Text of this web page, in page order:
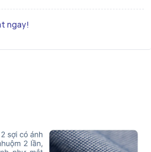
ngay!